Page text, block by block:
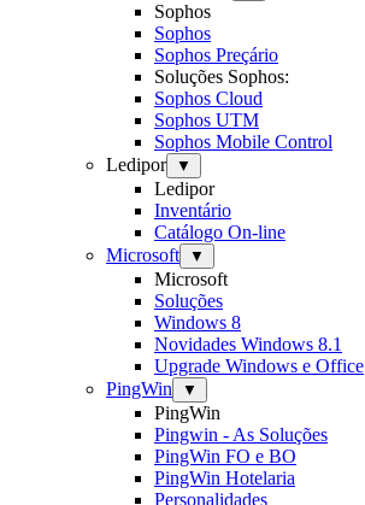
Sophos
Sophos
Sophos Preçário
Soluções Sophos:
Sophos Cloud
Sophos UTM
Sophos Mobile Control
Ledipor
▼
Ledipor
Inventário
Catálogo On-line
Microsoft
▼
Microsoft
Soluções
Windows 8
Novidades Windows 8.1
Upgrade Windows e Office
PingWin
▼
PingWin
Pingwin - As Soluções
PingWin FO e BO
PingWin Hotelaria
Personalidades